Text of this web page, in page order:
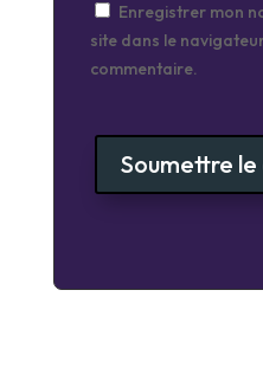
Enregistrer mon
site dans le
commentaire.
Soumettre